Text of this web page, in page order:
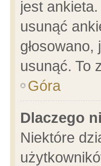
jest
usunąć
usunąć. To
Góra
Dlaczego
Niektóre